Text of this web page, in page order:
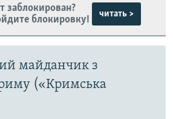
заблокирован?
блокировку!
читать >
майданчик з
(«Кримська